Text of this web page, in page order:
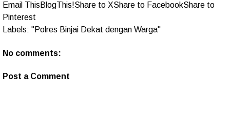
Email This BlogThis!Share to XShare to FacebookShare to
Pinterest
Labels: "Polres Binjai Dekat dengan Warga"
No comments:
Post a Comment